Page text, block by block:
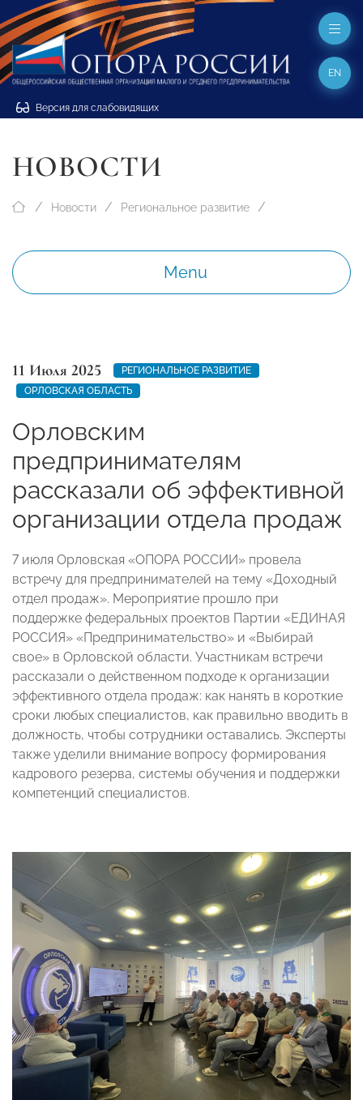
Версия для слабовидящих
EN
НОВОСТИ
Новости Региональное развитие
Menu
11 Июля 2025
РЕГИОНАЛЬНОЕ РАЗВИТИЕ
ОРЛОВСКАЯ ОБЛАСТЬ
Орловским
предпринимателям
рассказали об эффективной
организации отдела продаж
7 июля Орловская «ОПОРА РОССИИ» провела
встречу для предпринимателей на тему «Доходный
отдел продаж». Мероприятие прошло при
поддержке федеральных проектов Партии «ЕДИНАЯ
РОССИЯ» «Предпринимательство» и «Выбирай
свое» в Орловской области. Участникам встречи
рассказали о действенном подходе к организации
эффективного отдела продаж: как нанять в короткие
сроки любых специалистов, как правильно вводить в
должность, чтобы сотрудники оставались. Эксперты
также уделили внимание вопросу формирования
кадрового резерва, системы обучения и поддержки
компетенций специалистов.